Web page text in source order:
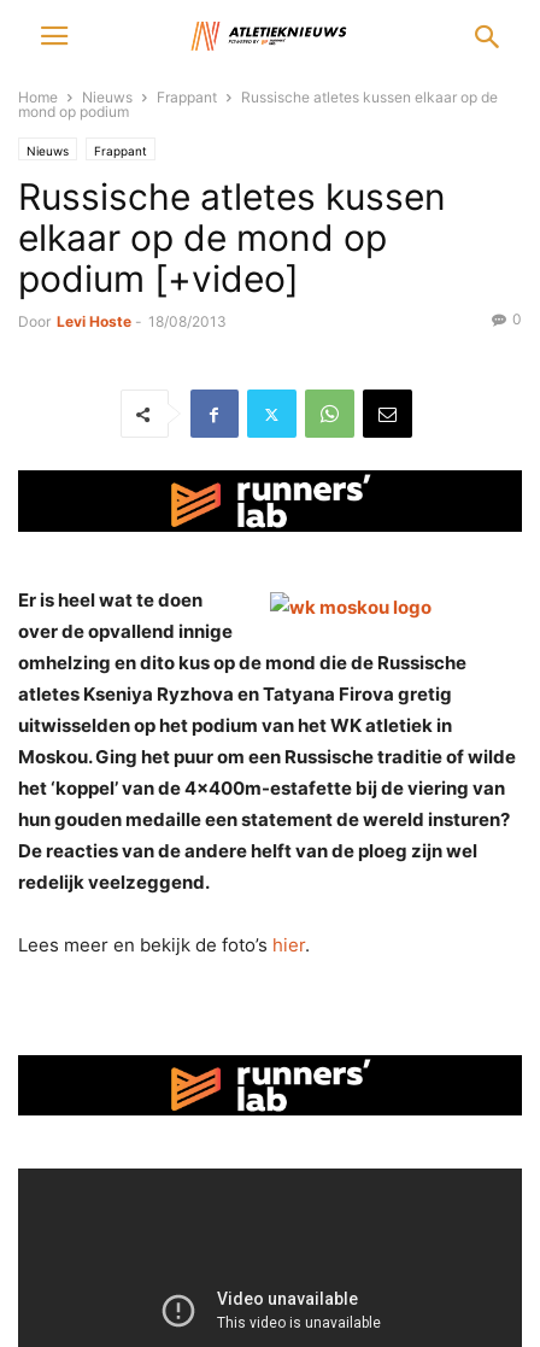
Home Nieuws Frappant
Russische atletes kussen elkaar op de
mond op podium
Nieuws Frappant
Russische atletes kussen
elkaar op de mond op
podium [+video]
Door Levi Hoste - 18/08/2013 0
Er is heel wat te doen
over de opvallend innige
omhelzing en dito kus op de mond die de Russische
atletes Kseniya Ryzhova en Tatyana Firova gretig
uitwisselden op het podium van het WK atletiek in
Moskou. Ging het puur om een Russische traditie of wilde
het ‘koppel’ van de 4x400m-estafette bij de viering van
hun gouden medaille een statement de wereld insturen?
De reacties van de andere helft van de ploeg zijn wel
redelijk veelzeggend.
Lees meer en bekijk de foto’s hier.